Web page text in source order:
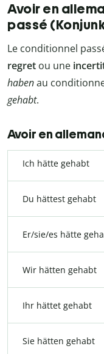
Avoir en
passé
Le conditionnel
regret ou une
habenau
gehabt.
Avoir en
Ich hätte gehabt
Du hättest gehabt
Er/sie/es hätte
Wir hätten gehabt
Ihr hättet gehabt
Sie hätten gehabt